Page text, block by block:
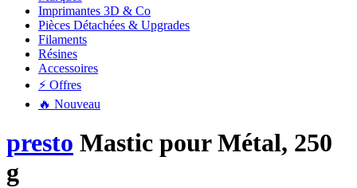
Imprimantes 3D & Co
Pièces Détachées & Upgrades
Filaments
Résines
Accessoires
⚡ Offres
🔥 Nouveau
presto Mastic pour Métal, 250
g